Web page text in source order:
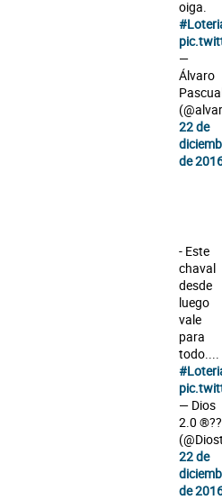
oiga.
—
Álvaro
22 de
de
- Este
chaval
desde
luego
vale
para
todo....
— Dios
2.0 ®??
22 de
de